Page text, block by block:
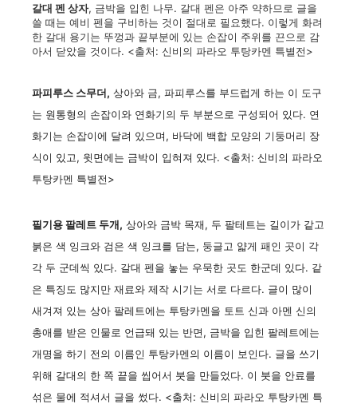
갈대 펜 상자, 금박을 입힌 나무. 갈대 펜은 아주 약하므로 글을
쓸 때는 예비 펜을 구비하는 것이 절대로 필요했다. 이렇게 화려
한 갈대 용기는 뚜껑과 끝부분에 있는 손잡이 주위를 끈으로 감
아서 닫았을 것이다. <출처: 신비의 파라오 투탕카멘 특별전>
파피루스 스무더, 상아와 금, 파피루스를 부드럽게 하는 이 도구
는 원통형의 손잡이와 연화기의 두 부분으로 구성되어 있다. 연
화기는 손잡이에 달려 있으며, 바닥에 백합 모양의 기둥머리 장
식이 있고, 윗면에는 금박이 입혀져 있다. <출처: 신비의 파라오
투탕카멘 특별전>
필기용 팔레트 두개, 상아와 금박 목재, 두 팔테트는 길이가 같고
붉은 색 잉크와 검은 색 잉크를 담는, 둥글고 얇게 패인 곳이 각
각 두 군데씩 있다. 갈대 펜을 놓는 우묵한 곳도 한군데 있다. 같
은 특징도 많지만 재료와 제작 시기는 서로 다르다. 글이 많이
새겨져 있는 상아 팔레트에는 투탕카멘을 토트 신과 아멘 신의
총애를 받은 인물로 언급돼 있는 반면, 금박을 입힌 팔레트에는
개명을 하기 전의 이름인 투탕카멘의 이름이 보인다. 글을 쓰기
위해 갈대의 한 쪽 끝을 씹어서 붓을 만들었다. 이 붓을 안료를
섞은 물에 적셔서 글을 썼다. <출처: 신비의 파라오 투탕카멘 특